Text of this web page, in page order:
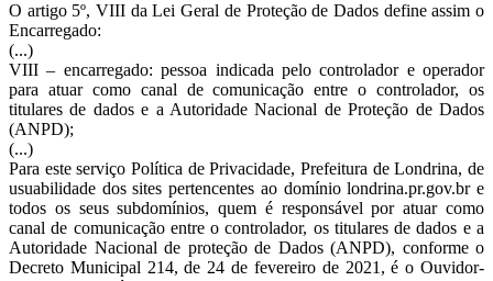
O artigo 5º, VIII da Lei Geral de Proteção de Dados define assim o
Encarregado:
(...)
VIII – encarregado: pessoa indicada pelo controlador e operador
para atuar como canal de comunicação entre o controlador, os
titulares de dados e a Autoridade Nacional de Proteção de Dados
(ANPD);
(...)
Para este serviço Política de Privacidade, Prefeitura de Londrina, de
usuabilidade dos sites pertencentes ao domínio londrina.pr.gov.br e
todos os seus subdomínios, quem é responsável por atuar como
canal de comunicação entre o controlador, os titulares de dados e a
Autoridade Nacional de proteção de Dados (ANPD), conforme o
Decreto Municipal 214, de 24 de fevereiro de 2021, é o Ouvidor-